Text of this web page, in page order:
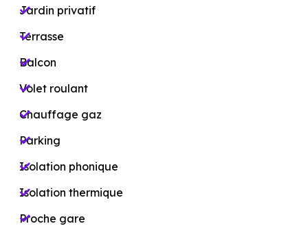
Jardin privatif
Terrasse
Balcon
Volet roulant
Chauffage gaz
Parking
Isolation phonique
Isolation thermique
Proche gare